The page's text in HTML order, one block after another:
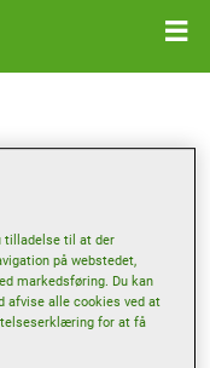
S
tilladelse til at der
på webstedet,
markedsføring. Du kan
afvise alle cookies ved at
for at få